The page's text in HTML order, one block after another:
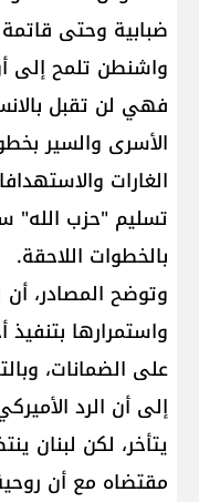
ضبابية وحتى قاتمة
واشنطن تلمح إلى
فهي لن تقبل
الأسرى والسير
الغارات
تسليم "حزب الله"
بالخطوات اللاحقة.
وتوضح المصادر،
واستمرارها بتنفيذ
على الضمانات،
إلى أن الرد
يتأخر، لكن لبنان
مقتضاه مع أن